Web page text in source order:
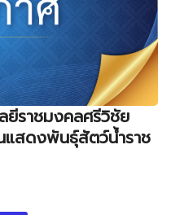
ยีราชมงคลศรีวิชัย
แสดงพันธุ์สัตว์น้ำราช